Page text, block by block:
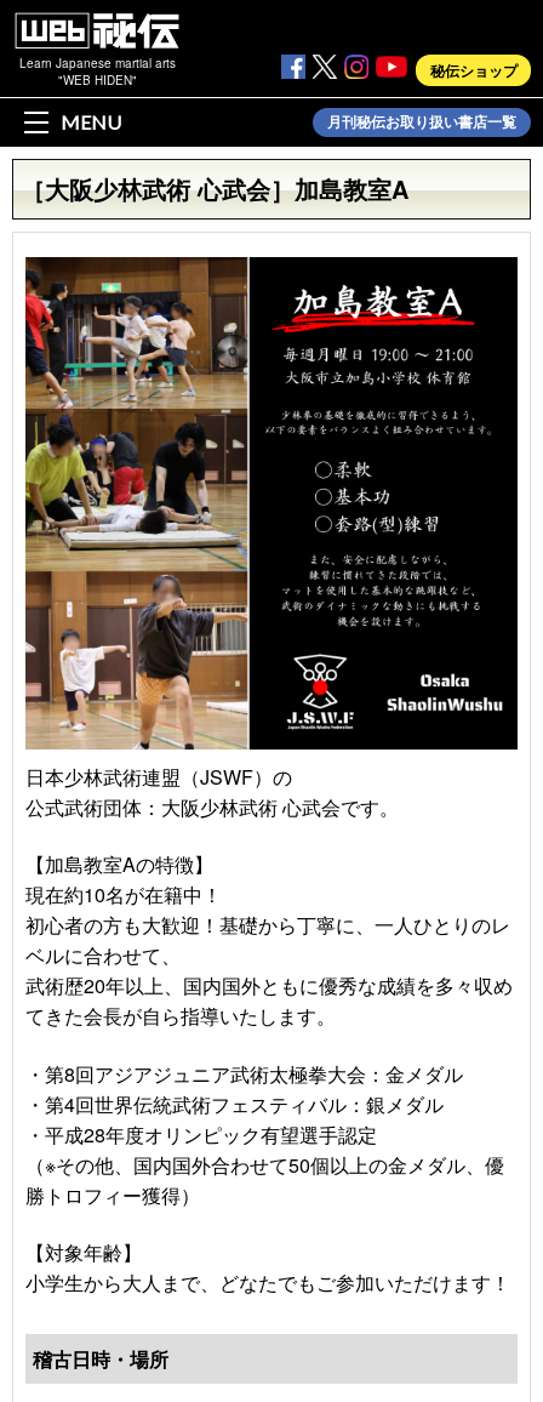
Learn Japanese martial arts
"WEB HIDEN"
秘伝ショップ
MENU 月刊秘伝お取り扱い書店一覧
［大阪少林武術 心武会］加島教室A
日本少林武術連盟（JSWF）の
公式武術団体：大阪少林武術 心武会です。
【加島教室Aの特徴】
現在約10名が在籍中！
初心者の方も大歓迎！基礎から丁寧に、一人ひとりのレ
ベルに合わせて、
武術歴20年以上、国内国外ともに優秀な成績を多々収め
てきた会長が自ら指導いたします。
・第8回アジアジュニア武術太極拳大会：金メダル
・第4回世界伝統武術フェスティバル：銀メダル
・平成28年度オリンピック有望選手認定
（※その他、国内国外合わせて50個以上の金メダル、優
勝トロフィー獲得）
【対象年齢】
小学生から大人まで、どなたでもご参加いただけます！
稽古日時・場所